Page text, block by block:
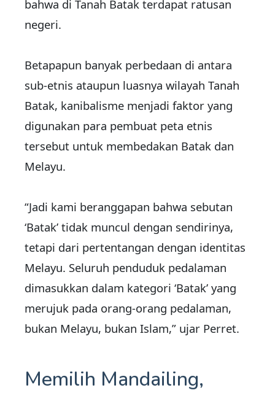
bahwa di Tanah Batak terdapat ratusan
negeri.
Betapapun banyak perbedaan di antara
sub-etnis ataupun luasnya wilayah Tanah
Batak, kanibalisme menjadi faktor yang
digunakan para pembuat peta etnis
tersebut untuk membedakan Batak dan
Melayu.
“Jadi kami beranggapan bahwa sebutan
‘Batak’ tidak muncul dengan sendirinya,
tetapi dari pertentangan dengan identitas
Melayu. Seluruh penduduk pedalaman
dimasukkan dalam kategori ‘Batak’ yang
merujuk pada orang-orang pedalaman,
bukan Melayu, bukan Islam,” ujar Perret.
Memilih Mandailing,